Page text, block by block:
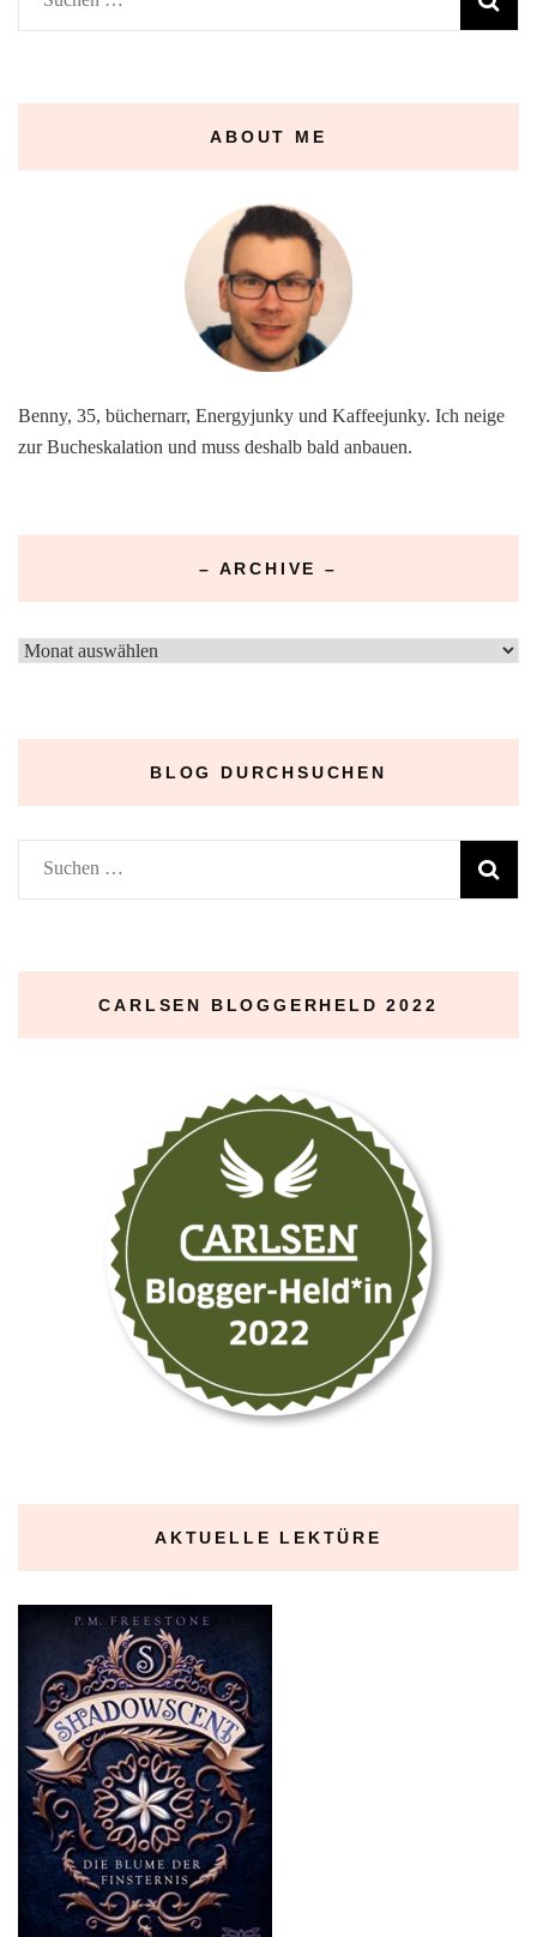
nach:
ABOUT ME
Benny, 35, büchernarr, Energyjunky und Kaffeejunky. Ich neige
zur Bucheskalation und muss deshalb bald anbauen.
– ARCHIVE –
–
BLOG DURCHSUCHEN
Suchen
nach:
CARLSEN BLOGGERHELD 2022
AKTUELLE LEKTÜRE